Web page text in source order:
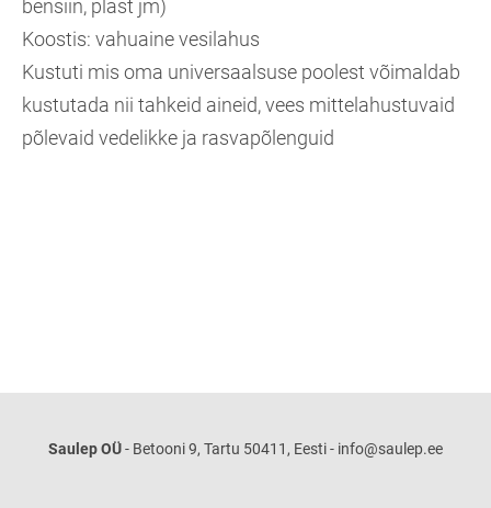
bensiin, plast jm)
Koostis: vahuaine vesilahus
Kustuti mis oma universaalsuse poolest võimaldab
kustutada nii tahkeid aineid, vees mittelahustuvaid
põlevaid vedelikke ja rasvapõlenguid
Saulep OÜ- Betooni 9, Tartu 50411, Eesti - info@saulep.ee